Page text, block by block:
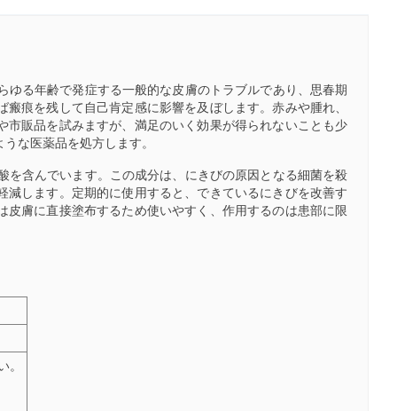
る年齢で発症する一般的な皮膚のトラブルであり、思春期
痕を残して自己肯定感に影響を及ぼします。赤みや腫れ、
販品を試みますが、満足のいく効果が得られないことも少
な医薬品を処方します。
含んでいます。この成分は、にきびの原因となる細菌を殺
します。定期的に使用すると、できているにきびを改善す
膚に直接塗布するため使いやすく、作用するのは患部に限